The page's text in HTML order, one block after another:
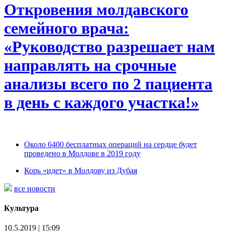
Откровения молдавского
семейного врача:
«Руководство разрешает нам
направлять на срочные
анализы всего по 2 пациента
в день с каждого участка!»
Около 6400 бесплатных операций на сердце будет
проведено в Молдове в 2019 году
Корь «идет» в Молдову из Дубая
все новости
Культура
10.5.2019 | 15:09